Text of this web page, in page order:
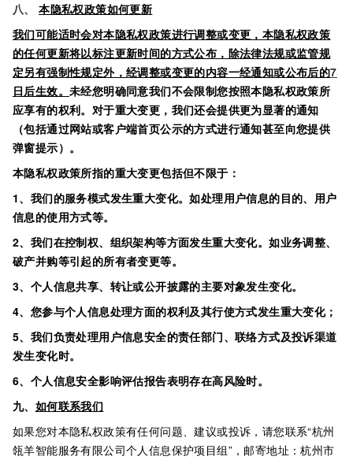
八、本隐私权政策如何更新
我们可能适时会对本隐私权政策进行调整或变更，本隐私权政策
的任何更新将以标注更新时间的方式公布，除法律法规或监管规
定另有强制性规定外，经调整或变更的内容一经通知或公布后的7
日后生效。 未经您明确同意我们不会限制您按照本隐私权政策所
应享有的权利。对于重大变更，我们还会提供更为显著的通知
（包括通过网站或客户端首页公示的方式进行通知甚至向您提供
弹窗提示）。
本隐私权政策所指的重大变更包括但不限于：
1、我们的服务模式发生重大变化。如处理用户信息的目的、用户
信息的使用方式等。
2、我们在控制权、组织架构等方面发生重大变化。如业务调整、
破产并购等引起的所有者变更等。
3、个人信息共享、转让或公开披露的主要对象发生变化。
4、您参与个人信息处理方面的权利及其行使方式发生重大变化；
5、我们负责处理用户信息安全的责任部门、联络方式及投诉渠道
发生变化时。
6、个人信息安全影响评估报告表明存在高风险时。
九、 如何联系我们
如果您对本隐私权政策有任何问题、建议或投诉，请您联系“杭州
瓴羊智能服务有限公司个人信息保护项目组”，邮寄地址：杭州市